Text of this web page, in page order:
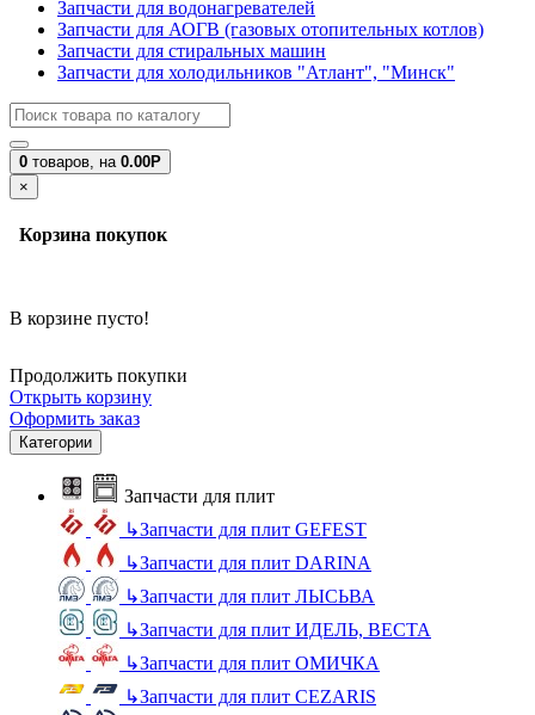
Запчасти для водонагревателей
Запчасти для АОГВ (газовых отопительных котлов)
Запчасти для стиральных машин
Запчасти для холодильников "Атлант", "Минск"
0 товаров, на 0.00Р
×
Корзина покупок
В корзине пусто!
Продолжить покупки
Открыть корзину
Оформить заказ
Категории
Запчасти для плит
↳Запчасти для плит GEFEST
↳Запчасти для плит DARINA
↳Запчасти для плит ЛЫСЬВА
↳Запчасти для плит ИДЕЛЬ, ВЕСТА
↳Запчасти для плит ОМИЧКА
↳Запчасти для плит CEZARIS